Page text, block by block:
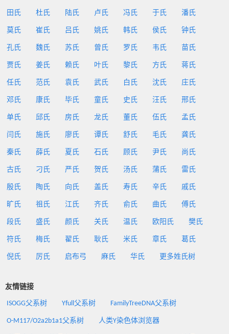
田氏 杜氏 陆氏 卢氏 冯氏 于氏 潘氏
莫氏 崔氏 吕氏 姚氏 韩氏 侯氏 钟氏
孔氏 魏氏 苏氏 曾氏 罗氏 韦氏 苗氏
贾氏 姜氏 赖氏 叶氏 黎氏 方氏 蒋氏
任氏 范氏 袁氏 武氏 白氏 沈氏 庄氏
邓氏 康氏 毕氏 童氏 史氏 汪氏 邢氏
单氏 邱氏 房氏 龙氏 董氏 伍氏 孟氏
闫氏 施氏 廖氏 谭氏 舒氏 毛氏 龚氏
秦氏 薛氏 夏氏 石氏 顾氏 尹氏 尚氏
古氏 刁氏 严氏 贺氏 汤氏 蒲氏 雷氏
殷氏 陶氏 向氏 盖氏 寿氏 辛氏 戚氏
旷氏 祖氏 江氏 齐氏 俞氏 曲氏 傅氏
段氏 盛氏 颜氏 关氏 温氏 欧阳氏 樊氏
符氏 梅氏 翟氏 耿氏 米氏 章氏 葛氏
倪氏 厉氏 启布弓 麻氏 华氏 更多姓氏树
友情链接
ISOGG父系树 Yfull父系树 FamilyTreeDNA父系树
O-M117/O2a2b1a1父系树 人类Y染色体浏览器